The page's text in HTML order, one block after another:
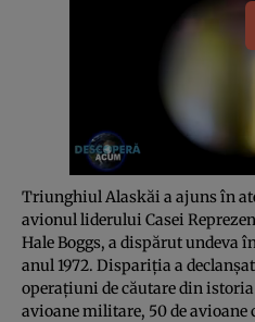
Triunghiul Alaskăi a ajuns în
avionul liderului Casei
Hale Boggs, a dispărut undeva
anul 1972. Dispariţia a
operaţiuni de căutare din
avioane militare, 50 de avioane